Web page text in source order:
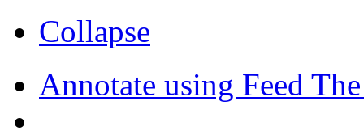
Collapse
Annotate using Feed